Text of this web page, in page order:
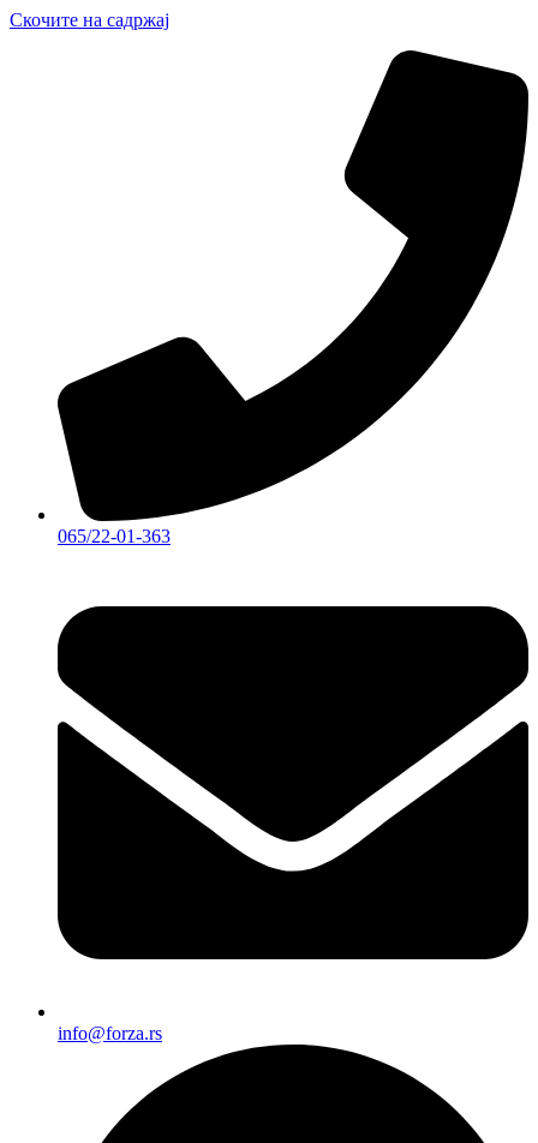
Скочите на садржај
065/22-01-363
info@forza.rs